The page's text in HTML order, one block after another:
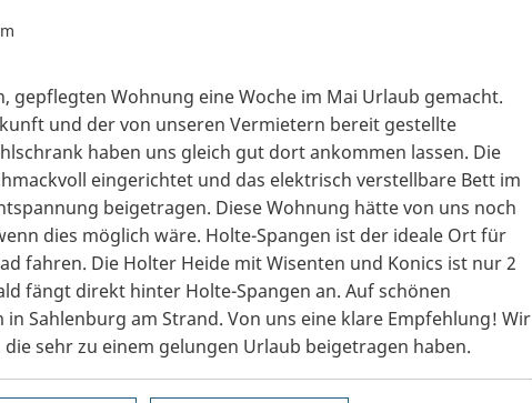
gepflegten Wohnung eine Woche im Mai Urlaub gemacht.
und der von unseren Vermietern bereit gestellte
haben uns gleich gut dort ankommen lassen. Die
eingerichtet und das elektrisch verstellbare Bett im
beigetragen. Diese Wohnung hätte von uns noch
dies möglich wäre. Holte-Spangen ist der ideale Ort für
fahren. Die Holter Heide mit Wisenten und Konics ist nur 2
fängt direkt hinter Holte-Spangen an. Auf schönen
Sahlenburg am Strand. Von uns eine klare Empfehlung! Wir
sehr zu einem gelungen Urlaub beigetragen haben.